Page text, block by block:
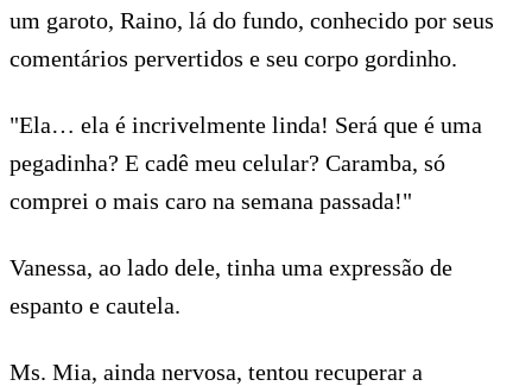
um garoto, Raino, lá do fundo, conhecido por seus
comentários pervertidos e seu corpo gordinho.
"Ela… ela é incrivelmente linda! Será que é uma
pegadinha? E cadê meu celular? Caramba, só
comprei o mais caro na semana passada!"
Vanessa, ao lado dele, tinha uma expressão de
espanto e cautela.
Ms. Mia, ainda nervosa, tentou recuperar a